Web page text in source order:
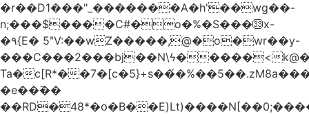
�r��D1���"_�������A�h'��wg��-
n;���$����C#�o�%�S���㉝x-
�٩{E� 5ʺV:��wZ�����,@�o�wr��y-
���C���2���bj��N\ϟ�����<
Ta�c[R*�
�e��߫��